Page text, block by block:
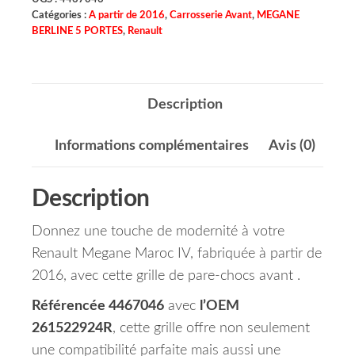
Catégories : A partir de 2016, Carrosserie Avant, MEGANE
BERLINE 5 PORTES, Renault
Description
Informations complémentaires Avis (0)
Description
Donnez une touche de modernité à votre
Renault Megane Maroc IV, fabriquée à partir de
2016, avec cette grille de pare-chocs avant .
Référencée 4467046 avec l’OEM
261522924R, cette grille offre non seulement
une compatibilité parfaite mais aussi une